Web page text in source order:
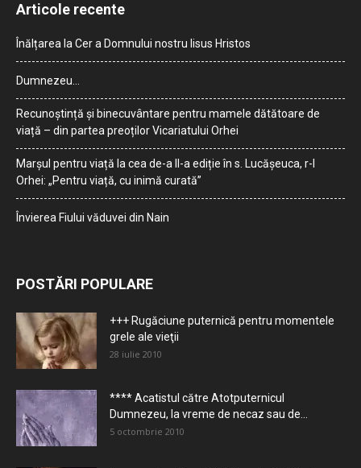
Articole recente
Înălțarea la Cer a Domnului nostru Iisus Hristos
Dumnezeu…
Recunoștință și binecuvântare pentru mamele dătătoare de
viață – din partea preoților Vicariatului Orhei
Marșul pentru viață la cea de-a II-a ediție în s. Lucășeuca, r-l
Orhei: „Pentru viață, cu inimă curată”
Învierea Fiului văduvei din Nain
POSTĂRI POPULARE
+++ Rugăciune puternică pentru momentele
grele ale vieţii
28 iulie 2010
**** Acatistul către Atotputernicul
Dumnezeu, la vreme de necaz sau de...
5 octombrie 2010